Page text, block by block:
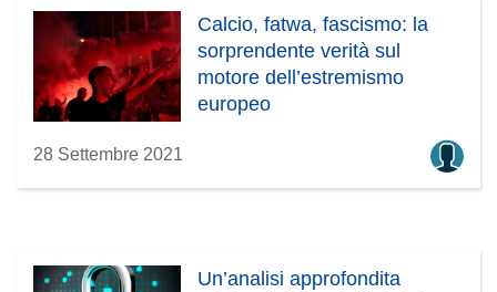
Calcio, fatwa, fascismo: la
sorprendente verità sul
motore dell’estremismo
europeo
28 Settembre 2021
Un’analisi approfondita